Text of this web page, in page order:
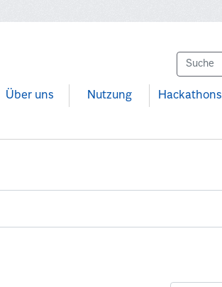
Über uns Nutzung Hackathons